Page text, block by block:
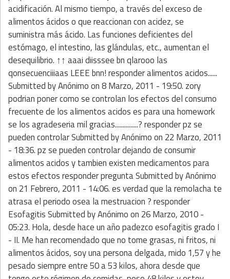
acidificación. Al mismo tiempo, a través del exceso de
alimentos ácidos o que reaccionan con acidez, se
suministra más ácido. Las funciones deficientes del
estómago, el intestino, las glándulas, etc., aumentan el
desequilibrio. ↑↑ aaai diisssee bn qlarooo las
qonsecuenciiiaas LEEE bnn! responder alimentos acidos......
Submitted by Anónimo on 8 Marzo, 2011 - 19:50. zory
podrian poner como se controlan los efectos del consumo
frecuente de los alimentos acidos es para una homework
se los agradeseria mil gracias...............? responder pz se
pueden controlar Submitted by Anónimo on 22 Marzo, 2011
- 18:36. pz se pueden controlar dejando de consumir
alimentos acidos y tambien existen medicamentos para
estos efectos responder pregunta Submitted by Anónimo
on 21 Febrero, 2011 - 14:06. es verdad que la remolacha te
atrasa el periodo osea la mestruacion ? responder
Esofagitis Submitted by Anónimo on 26 Marzo, 2010 -
05:23. Hola, desde hace un año padezco esofagitis grado I
- II. Me han recomendado que no tome grasas, ni fritos, ni
alimentos ácidos, soy una persona delgada, mido 1,57 y he
pesado siempre entre 50 a 53 kilos, ahora desde que